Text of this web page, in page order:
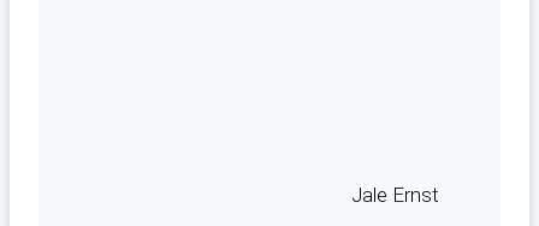
Jale Ernst